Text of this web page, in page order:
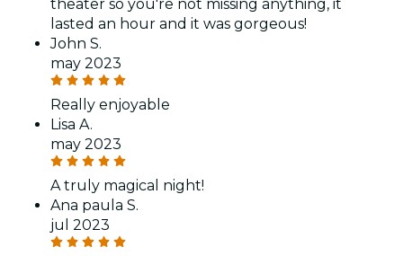
theater so you're not missing anything, it
lasted an hour and it was gorgeous!
John S.
may 2023
Really enjoyable
Lisa A.
may 2023
A truly magical night!
Ana paula S.
jul 2023